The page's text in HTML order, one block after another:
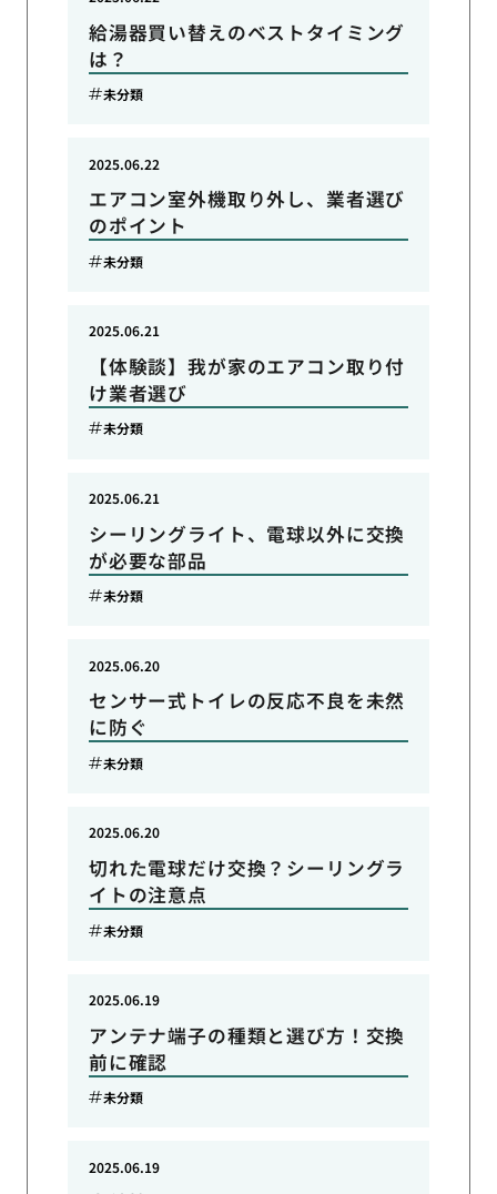
給湯器買い替えのベストタイミング
は？
未分類
エアコン室外機取り外し、業者選び
のポイント
2025.06.22
未分類
【体験談】我が家のエアコン取り付
け業者選び
2025.06.21
未分類
シーリングライト、電球以外に交換
が必要な部品
2025.06.21
未分類
センサー式トイレの反応不良を未然
に防ぐ
2025.06.20
未分類
切れた電球だけ交換？シーリングラ
イトの注意点
2025.06.20
未分類
アンテナ端子の種類と選び方！交換
前に確認
2025.06.19
未分類
2025.06.19